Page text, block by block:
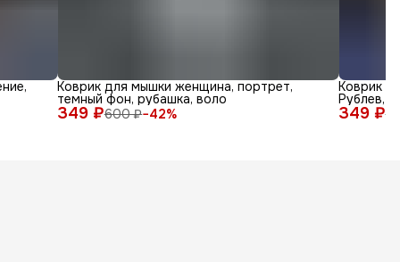
349 ₽600 ₽−42%
Коврик для мышки женщина, портрет,
темный фон, рубашка, воло
349 ₽
Коврик
Рублев,